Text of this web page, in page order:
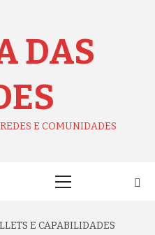
DAS
E COMUNIDADES
E CAPABILIDADES